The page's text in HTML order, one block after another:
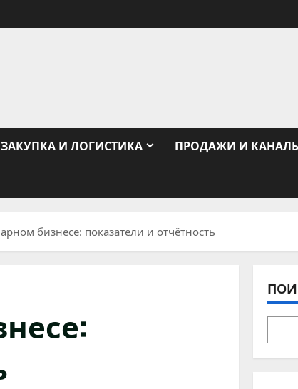
ЗАКУПКА И ЛОГИСТИКА ПРОДАЖИ И
бизнесе: показатели и отчётность